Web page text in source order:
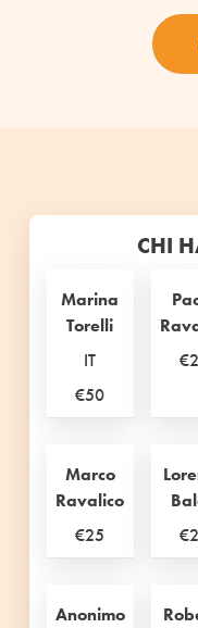
CHI
Marina
Torelli
IT
€50
Marco
Ravalico
€25
Anonimo